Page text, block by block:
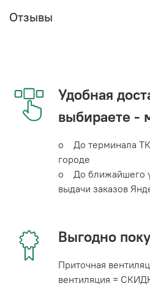
Отзывы
Удобная
выбираете -
o До терминала
городе
o До ближайшего
выдачи заказов
Выгодно
Приточная
вентиляция =